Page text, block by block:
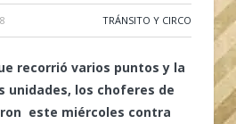
TRÁNSITO Y CIRCO
recorrió varios puntos y la
unidades, los choferes de
este miércoles contra